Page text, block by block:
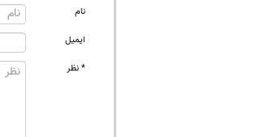
نام
ایمیل
* نظر